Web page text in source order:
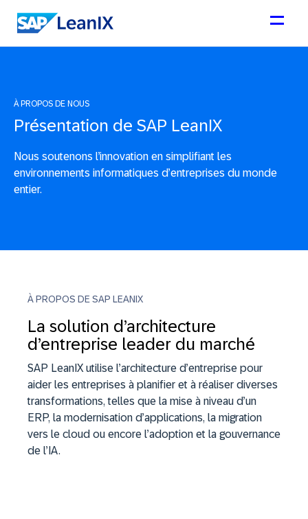
À PROPOS DE NOUS
Présentation de SAP LeanIX
Nous soutenons l’innovation en simplifiant les
environnements informatiques d’entreprises du monde
entier.
À PROPOS DE SAP LEANIX
La solution d’architecture
d’entreprise leader du marché
SAP LeanIX utilise l’architecture d’entreprise pour
aider les entreprises à planifier et à réaliser diverses
transformations, telles que la mise à niveau d’un
ERP, la modernisation d’applications, la migration
vers le cloud ou encore l’adoption et la gouvernance
de l’IA.